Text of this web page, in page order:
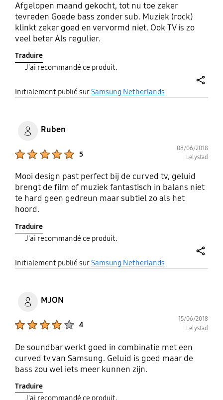
Afgelopen maand gekocht, tot nu toe zeker
tevreden Goede bass zonder sub. Muziek (rock)
klinkt zeker goed en vervormd niet. Ook TV is zo
veel beter Als regulier.
Traduire
J'ai recommandé ce produit.
Initialement publié surSamsung Netherlands
Ruben
5
08/06/2018
Lelystad
Mooi design past perfect bij de curved tv, geluid
brengt de film of muziek fantastisch in balans niet
te hard geen gedreun maar subtiel zo als het
hoord.
Traduire
J'ai recommandé ce produit.
Initialement publié surSamsung Netherlands
MJON
4
15/06/2018
Lelystad
De soundbar werkt goed in combinatie met een
curved tv van Samsung. Geluid is goed maar de
bass zou wel iets meer kunnen zijn.
Traduire
J'ai recommandé ce produit.